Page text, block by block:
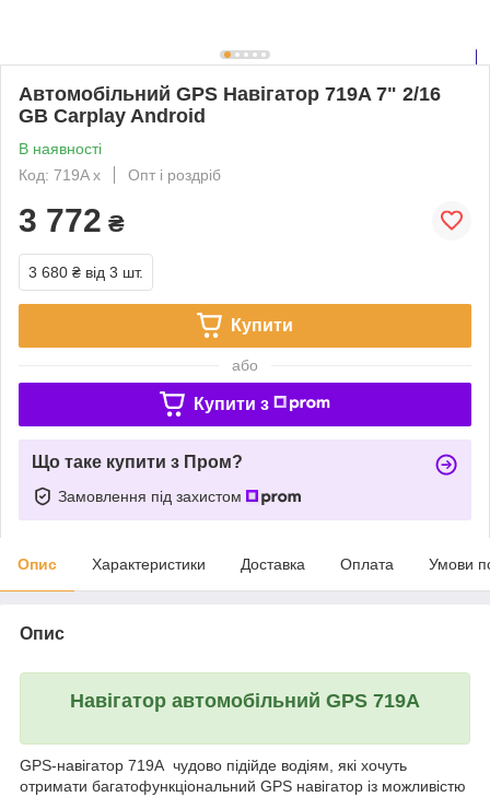
Автомобільний GPS Навігатор 719A 7" 2/16
GB Carplay Android
В наявності
Код: 719A x
Опт і роздріб
3 772 ₴
3 680 ₴ від 3 шт.
Купити
або
Купити з
Що таке купити з Пром?
Замовлення під захистом
Опис Характеристики Доставка Оплата Умови
Опис
Навігатор автомобільний GPS 719A
GPS-навігатор 719A чудово підійде водіям, які хочуть
отримати багатофункціональний GPS навігатор із можливістю